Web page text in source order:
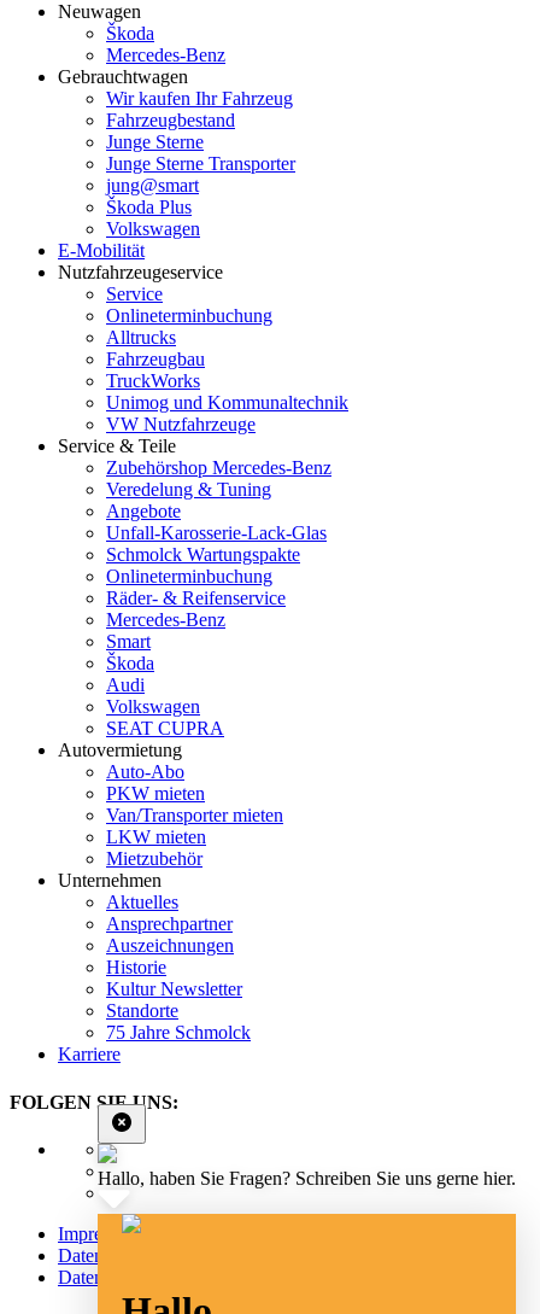
Neuwagen
Škoda
Mercedes-Benz
Gebrauchtwagen
Wir kaufen Ihr Fahrzeug
Fahrzeugbestand
Junge Sterne
Junge Sterne Transporter
jung@smart
Škoda Plus
Volkswagen
E-Mobilität
Nutzfahrzeugeservice
Service
Onlineterminbuchung
Alltrucks
Fahrzeugbau
TruckWorks
Unimog und Kommunaltechnik
VW Nutzfahrzeuge
Service & Teile
Zubehörshop Mercedes-Benz
Veredelung & Tuning
Angebote
Unfall-Karosserie-Lack-Glas
Schmolck Wartungspakte
Onlineterminbuchung
Räder- & Reifenservice
Mercedes-Benz
Smart
Škoda
Audi
Volkswagen
SEAT CUPRA
Autovermietung
Auto-Abo
PKW mieten
Van/Transporter mieten
LKW mieten
Mietzubehör
Unternehmen
Aktuelles
Ansprechpartner
Auszeichnungen
Historie
Kultur Newsletter
Standorte
75 Jahre Schmolck
Karriere
FOLGEN SIE UNS:
Impressum
Datenschutz
Datenschutz Social Media
Hallo, haben Sie Fragen? Schreiben Sie uns gerne hier.